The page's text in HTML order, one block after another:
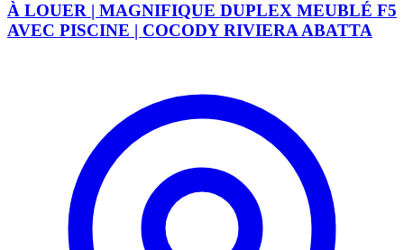
À LOUER | MAGNIFIQUE DUPLEX MEUBLÉ F5
AVEC PISCINE | COCODY RIVIERA ABATTA